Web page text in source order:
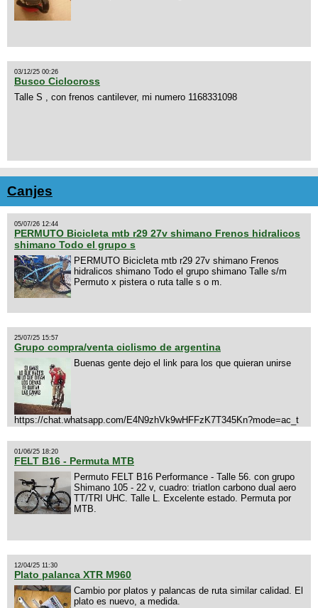
03/12/25 00:26
Busco Ciclocross
Talle S , con frenos cantilever, mi numero 1168331098
Canjes
05/07/26 12:44
PERMUTO Bicicleta mtb r29 27v shimano Frenos hidralicos
shimano Todo el grupo s
PERMUTO Bicicleta mtb r29 27v shimano Frenos
hidralicos shimano Todo el grupo shimano Talle s/m
Permuto x pistera o ruta talle s o m.
25/07/25 15:57
Grupo compra/venta ciclismo de argentina
Buenas gente dejo el link para los que quieran unirse
https://chat.whatsapp.com/E4N9zhVk9wHFFzK7T345Kn?mode=ac_t
01/06/25 18:20
FELT B16 - Permuta MTB
Permuto FELT B16 Performance - Talle 56. con grupo
Shimano 105 - 22 v, cuadro: triatlon carbono dual aero
TT/TRI UHC. Talle L. Excelente estado. Permuta por
MTB.
12/04/25 11:30
Plato palanca XTR M960
Cambio por platos y palancas de ruta similar calidad. El
plato es nuevo, a medida.